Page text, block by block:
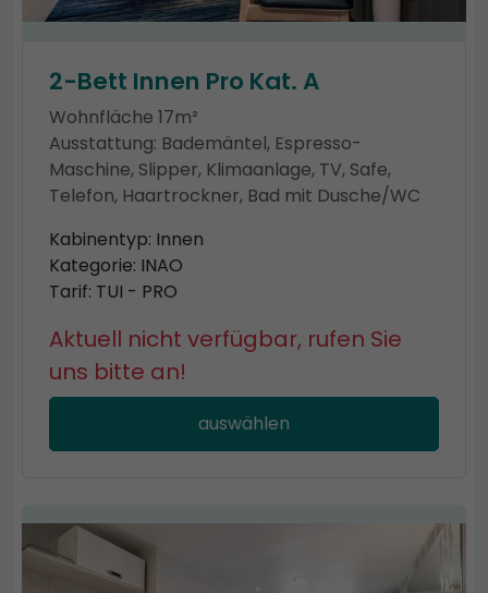
2-Bett Innen Pro Kat. A
Wohnfläche 17m²
Ausstattung: Bademäntel, Espresso-
Maschine, Slipper, Klimaanlage, TV, Safe,
Telefon, Haartrockner, Bad mit Dusche/WC
Kabinentyp: Innen
Kategorie: INAO
Tarif: TUI - PRO
Aktuell nicht verfügbar, rufen Sie
uns bitte an!
auswählen